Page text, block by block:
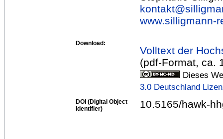
kontakt@
www.silligmann-
Download:
Volltext der
(pdf-Format, ca.
Dieses
3.0 Deutschland
DOI (Digital Object
Identifier)
10.5165/hawk-